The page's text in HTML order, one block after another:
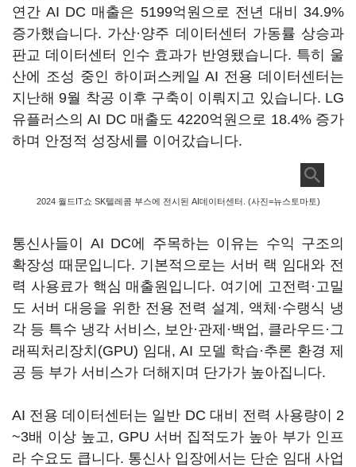
연간 AI DC 매출은 5199억원으로 전년 대비 34.9%
증가했습니다. 가산·양주 데이터센터 가동률 상승과
판교 데이터센터 인수 효과가 반영됐습니다. 특히 울
산에 조성 중인 하이퍼스케일 AI 전용 데이터센터는
지난해 9월 착공 이후 구축이 이뤄지고 있습니다. LG
유플러스의 AI DC 매출도 4220억원으로 18.4% 증가
하며 안정적 성장세를 이어갔습니다.
2024 월드IT쇼 SK텔레콤 부스에 전시된 AI데이터센터. (사진=뉴스토마토)
통신사들이 AI DC에 주목하는 이유는 수익 구조의
확장성 때문입니다. 기본적으로는 서버 랙 임대와 전
력 사용료가 핵심 매출원입니다. 여기에 고전력·고밀
도 서버 대응을 위한 전용 전력 설계, 액체·수랭식 냉
각 등 특수 냉각 서비스, 보안·관제·백업, 클라우드·그
래픽처리장치(GPU) 임대, AI 모델 학습·추론 환경 제
공 등 부가 서비스가 더해지며 단가가 높아집니다.
AI 전용 데이터센터는 일반 DC 대비 전력 사용량이 2
~3배 이상 높고, GPU 서버 집적도가 높아 부가 인프
라 수요도 큽니다. 통신사 입장에서는 단순 임대 사업